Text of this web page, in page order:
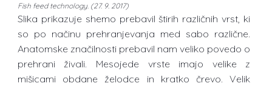
Fish feed technology. (27. 9. 2017)
Slika prikazuje shemo prebavil štirih različnih vrst, ki
so po načinu prehranjevanja med sabo različne.
Anatomske značilnosti prebavil nam veliko povedo o
prehrani živali. Mesojede vrste imajo velike z
mišicami obdane želodce in kratko črevo. Velik